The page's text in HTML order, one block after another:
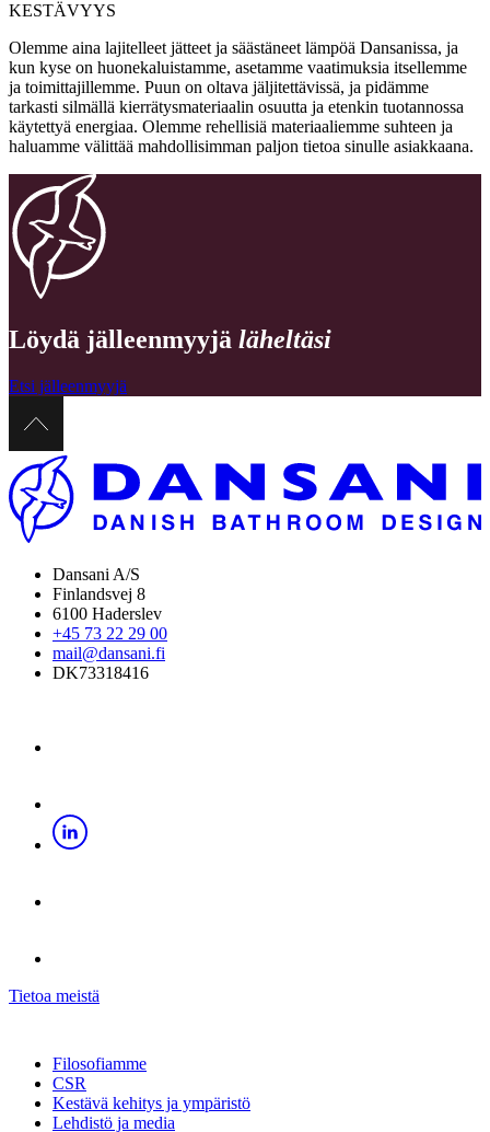
KESTÄVYYS
Olemme aina lajitelleet jätteet ja säästäneet lämpöä Dansanissa, ja
kun kyse on huonekaluistamme, asetamme vaatimuksia itsellemme
ja toimittajillemme. Puun on oltava jäljitettävissä, ja pidämme
tarkasti silmällä kierrätysmateriaalin osuutta ja etenkin tuotannossa
käytettyä energiaa. Olemme rehellisiä materiaaliemme suhteen ja
haluamme välittää mahdollisimman paljon tietoa sinulle asiakkaana.
Löydä jälleenmyyjä läheltäsi
Etsi jälleenmyyjä
Dansani A/S
Finlandsvej 8
6100 Haderslev
+45 73 22 29 00
mail@dansani.fi
DK73318416
Tietoa meistä
Filosofiamme
CSR
Kestävä kehitys ja ympäristö
Lehdistö ja media